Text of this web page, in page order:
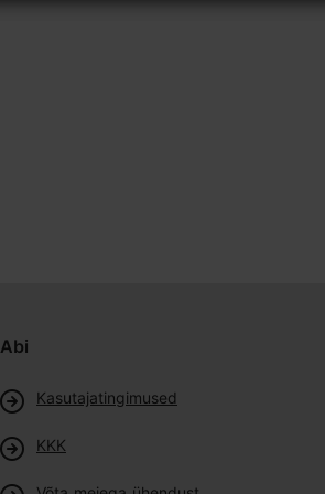
Abi
Kasutajatingimused
KKK